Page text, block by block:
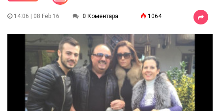
14:06 | 08 Feb 16 0 Коментара 1064